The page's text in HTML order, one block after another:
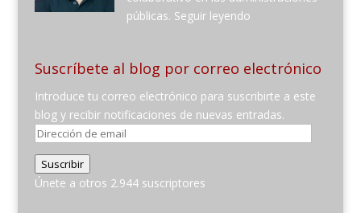
públicas. Seguir leyendo
Suscríbete al blog por correo electrónico
Introduce tu correo electrónico para suscribirte a este
blog y recibir notificaciones de nuevas entradas.
Dirección
de
email
Suscribir
Únete a otros 2.944 suscriptores